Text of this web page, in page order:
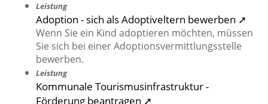
Leistung
Adoption - sich als Adoptiveltern bewerben ➚
Wenn Sie ein Kind adoptieren möchten, müssen
Sie sich bei einer Adoptionsvermittlungsstelle
bewerben.
Leistung
Kommunale Tourismusinfrastruktur -
Förderung beantragen ➚